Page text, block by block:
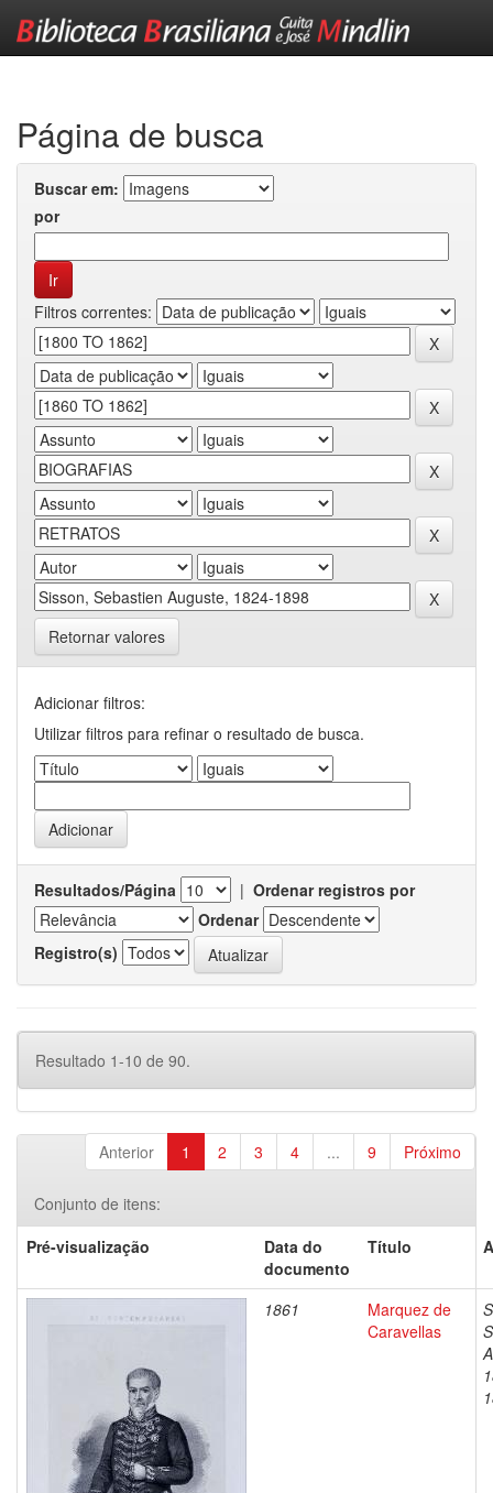
Página de busca
Buscar em:
por
Filtros correntes:
Retornar valores
Adicionar filtros:
Utilizar filtros para refinar o resultado de busca.
Resultados/Página | Ordenar registros por
Ordenar
Registro(s)
Resultado 1-10 de 90.
Anterior 1 2 3 4 ... 9 Próximo
Conjunto de itens:
Pré-visualização
Data do
documento
Título
1861
Marquez de
Caravellas